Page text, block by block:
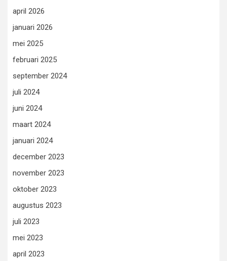
april 2026
januari 2026
mei 2025
februari 2025
september 2024
juli 2024
juni 2024
maart 2024
januari 2024
december 2023
november 2023
oktober 2023
augustus 2023
juli 2023
mei 2023
april 2023